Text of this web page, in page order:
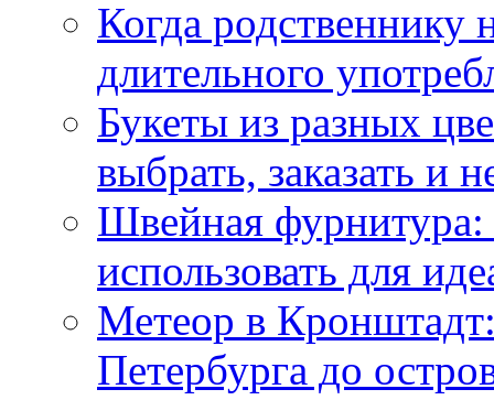
Когда
длительного
Букеты из разных
выбрать, заказать и
Швейная фурнитура:
использовать для
Метеор в
Петербурга до